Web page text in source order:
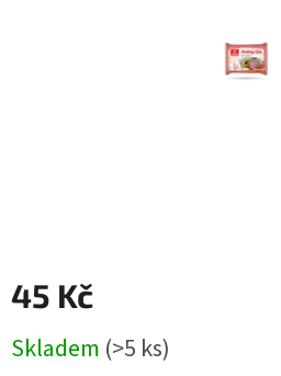
45 Kč
cena:
Skladem (>5 ks)